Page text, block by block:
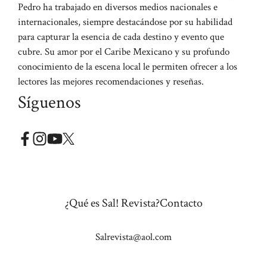
Pedro ha trabajado en diversos medios nacionales e
internacionales, siempre destacándose por su habilidad
para capturar la esencia de cada destino y evento que
cubre. Su amor por el Caribe Mexicano y su profundo
conocimiento de la escena local le permiten ofrecer a los
lectores las mejores recomendaciones y reseñas.
Síguenos
¿Qué es Sal! Revista?Contacto
Salrevista@aol.com